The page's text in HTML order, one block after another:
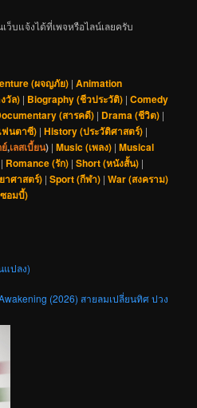
บแจ้งได้ที่เพจหรือไลน์เลยครับ
(ผจญภัย) |Animation
วัล) | Biography (ชีวประวัติ) |Comedy
(สารคดี) | Drama (ชีวิต) |
ฟนตาซี) |History (ประวัติศาสตร์) |
ย์,เลสเบี้ยน) |Music (เพลง) |Musical
| Romance (รัก) |Short (หนังสั้น) |
าศาสตร์) |Sport (กีฬา) |War (สงคราม)
อมบี้)
แปลง)
(2026) สายลมเปลี่ยนทิศ ปวง